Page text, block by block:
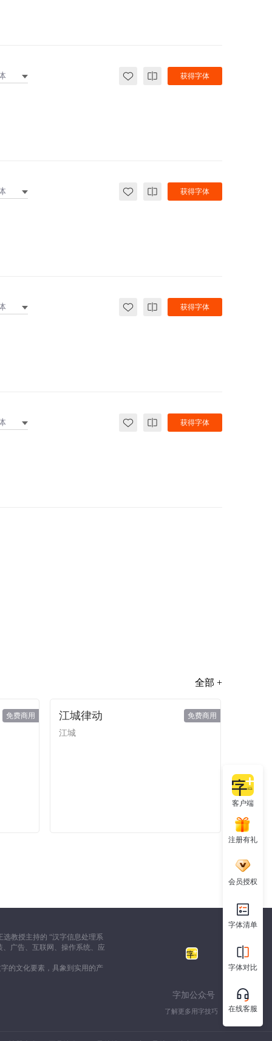
获得字体
获得字体
获得字体
获得字体
全部 +
免费商用 江城律动
江城
免费商用
教授主持的 “汉字信息处理系
广告、互联网、操作系统、应
的文化要素，具象到实用的产
字加公众号
了解更多用字技巧
客户端
注册有礼
会员授权
字体清单
字体对比
在线客服